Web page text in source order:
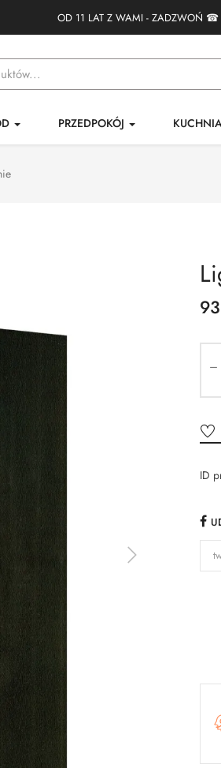
OD 11 LAT Z WAMI - ZADZWOŃ ☎
PRZEDPOKÓJ
ID